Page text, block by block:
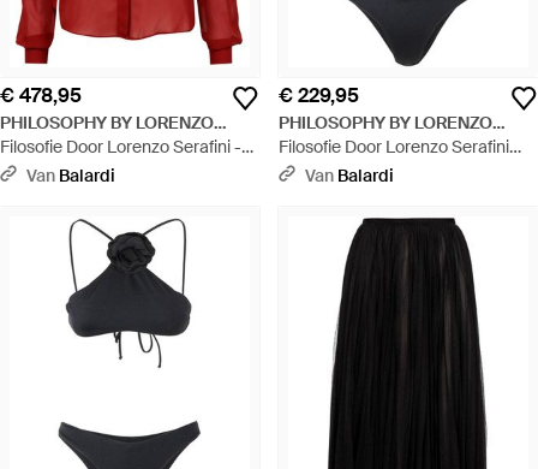
€ 478,95
PHILOSOPHY BY LORENZO
SERAFINI
Filosofie Door Lorenzo Serafini -
shirts Rood - Rood
Van Balardi
€ 229,95
PHILOSOPHY BY LORENZO
SERAFINI
Filosofie Door Lorenzo Serafini
Sea Clothing Black - Zwart
Van Balardi